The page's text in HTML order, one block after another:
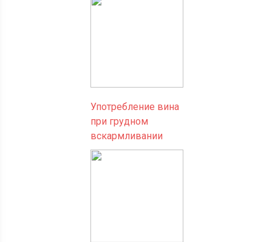
Употребление вина
при грудном
вскармливании